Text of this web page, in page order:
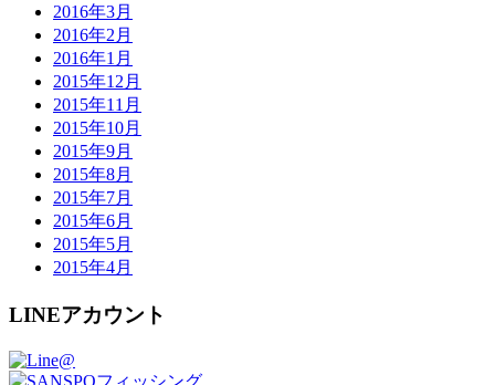
2016年3月
2016年2月
2016年1月
2015年12月
2015年11月
2015年10月
2015年9月
2015年8月
2015年7月
2015年6月
2015年5月
2015年4月
LINEアカウント